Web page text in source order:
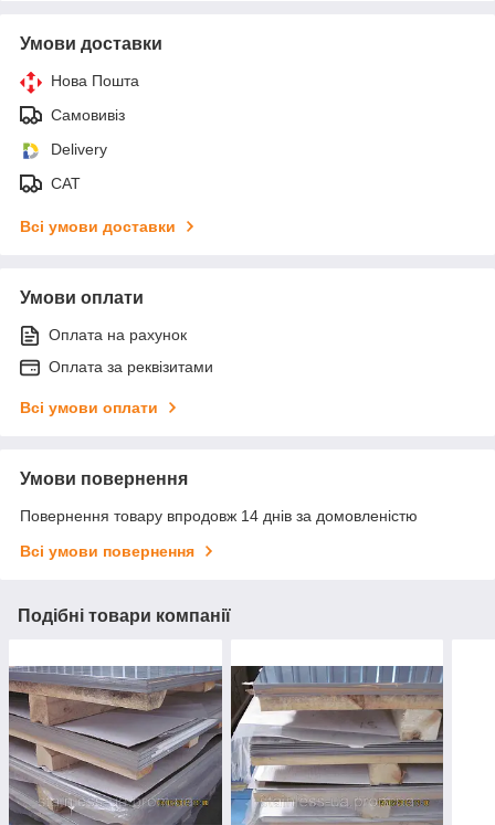
Умови доставки
Нова Пошта
Самовивіз
Delivery
САТ
Всі умови доставки
Умови оплати
Оплата на рахунок
Оплата за реквізитами
Всі умови оплати
Умови повернення
Повернення товару впродовж 14 днів за домовленістю
Всі умови повернення
Подібні товари компанії